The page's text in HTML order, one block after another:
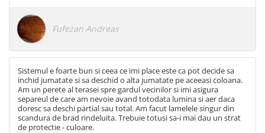
Fufezan Andreas
Sistemul e foarte bun si ceea ce imi place este ca pot decide sa
inchid jumatate si sa deschid o alta jumatate pe aceeasi coloana.
Am un perete al terasei spre gardul vecinilor si imi asigura
separeul de care am nevoie avand totodata lumina si aer daca
doresc sa deschi partial sau total. Am facut lamelele singur din
scandura de brad rindeluita. Trebuie totusi sa-i mai dau un strat
de protectie - culoare.